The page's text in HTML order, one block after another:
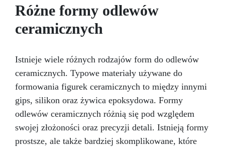
innych kreacji, takich jak świece, gipsy i żywice.
Możliwości są nieskończone! Naciśnij „Dodaj do
koszyka” i zanurz się w świat ręcznie robionych
mydeł. Spersonalizuj swoje mydło za pomocą
mydlanych. Nie możesz się doczekać, aby
podziwiać swoje nowe mydło rzemieślnicze DIY!
zacznij tworzyć niepowtarzalne dzieła sztuki!
Różne formy odlewów
ceramicznych
Istnieje wiele różnych rodzajów form do odlewów
ceramicznych. Typowe materiały używane do
formowania figurek ceramicznych to między innymi
gips, silikon oraz żywica epoksydowa. Formy
odlewów ceramicznych różnią się pod względem
swojej złożoności oraz precyzji detali. Istnieją formy
prostsze, ale także bardziej skomplikowane, które